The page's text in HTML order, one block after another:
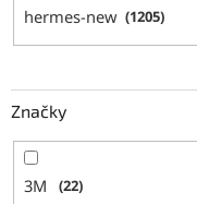
hermes-new 1205
Značky
3M 22